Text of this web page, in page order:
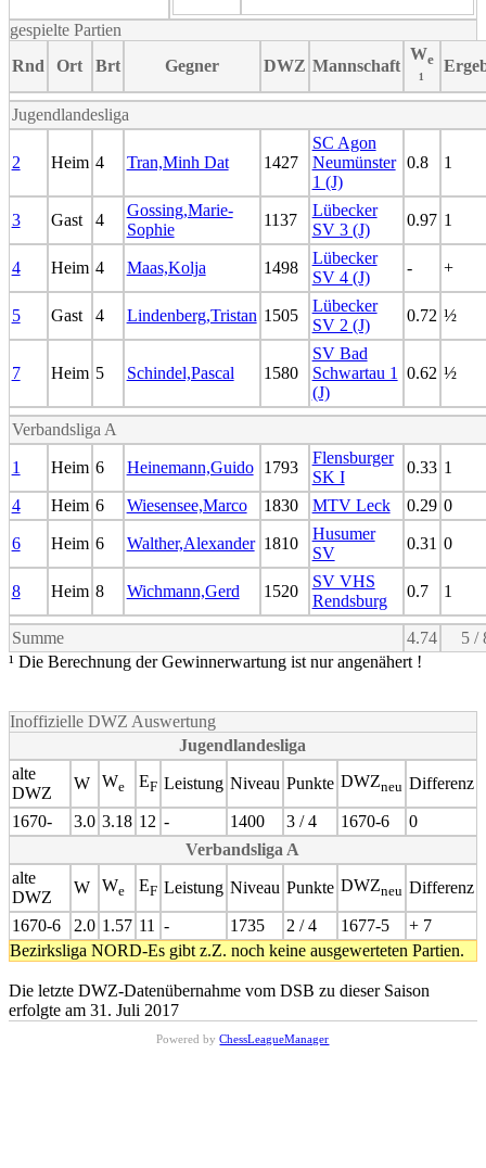
gespielte Partien
Rnd
Ort Brt Gegner DWZ Mannschaft
We
¹
Jugendlandesliga
2 Heim 4 Tran,Minh Dat 1427
SC Agon
Neumünster
1 (J)
0.8 1
3 Gast 4
Gossing,Marie-
Sophie
1137
Lübecker
SV 3 (J)
0.97 1
4 Heim 4 Maas,Kolja 1498
Lübecker
SV 4 (J)
- +
5 Gast 4 Lindenberg,Tristan 1505
Lübecker
SV 2 (J)
0.72 ½
7 Heim 5 Schindel,Pascal 1580
SV Bad
Schwartau 1
(J)
0.62 ½
Verbandsliga A
1 Heim 6 Heinemann,Guido 1793
Flensburger
SK I
0.33 1
4 Heim 6 Wiesensee,Marco 1830 MTV Leck 0.29 0
6 Heim 6 Walther,Alexander 1810
Husumer
SV
0.31 0
8 Heim 8 Wichmann,Gerd 1520
SV VHS
Rendsburg
0.7 1
Summe 4.74
5 /
¹ Die Berechnung der Gewinnerwartung ist nur angenähert !
Inoffizielle DWZ Auswertung
Jugendlandesliga
alte
DWZ
W We EF Leistung Niveau Punkte DWZneu Differenz
1670- 3.0 3.18 12 - 1400 3 / 4 1670-6
0
Verbandsliga A
alte
DWZ
W We EF Leistung Niveau Punkte DWZneu Differenz
1670-6 2.0 1.57 11 - 1735 2 / 4 1677-5
+ 7
Bezirksliga NORD-Es gibt z.Z. noch keine ausgewerteten Partien.
Die letzte DWZ-Datenübernahme vom DSB zu dieser Saison
erfolgte am 31. Juli 2017
Powered byChessLeagueManager